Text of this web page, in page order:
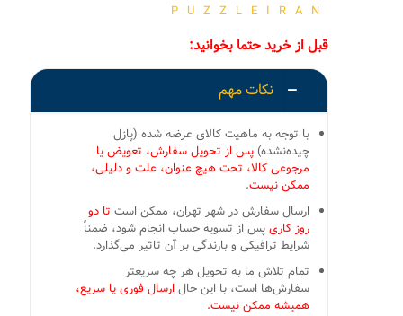
PUZZLEIRAN
قبل از خرید حتما بخوانید:
نکات مهم
با توجه به ماهیت کالای عرضه شده (پازل
چیده‌نشده) پس از تحویل سفارش، تعویض یا
مرجوعی کالا، تحت هیچ عنوان، علت و دلیلی،
ممکن نیست.
ارسال سفارش در شهر تهران، ممکن است تا دو
روز کاریپس از تسویه حساب انجام شود، ضمناً
شرایط ترافیکی و بارندگی بر آن تاثیر می‌گذارد.
تمام تلاش ما به تحویل هر چه سریعتر
سفارش‌ها است، با این حالارسال فوری یا سریع،
همیشه ممکن نیست.